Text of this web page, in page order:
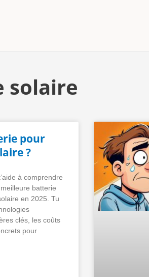
solaire
pour
?
à comprendre
batterie
en 2025. Tu
clés, les coûts
pour